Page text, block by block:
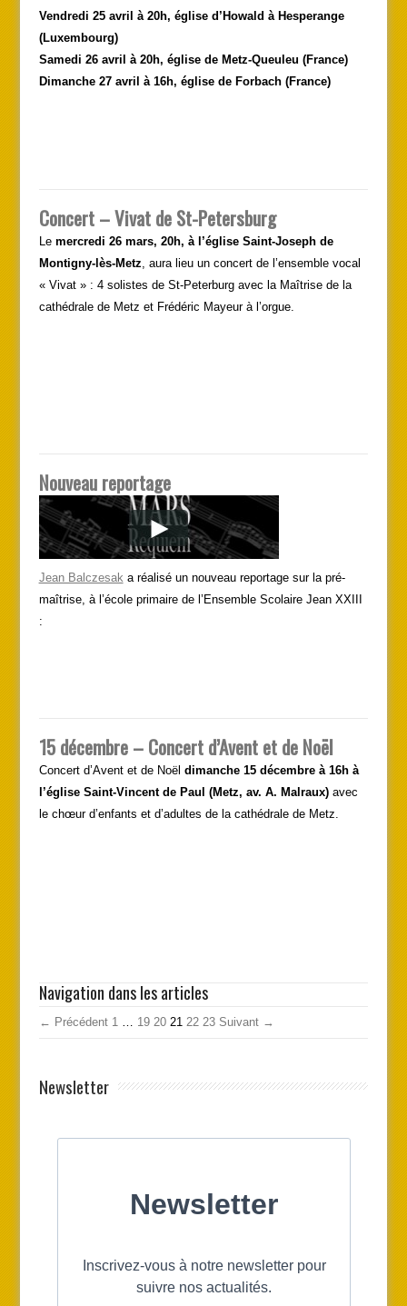
Vendredi 25 avril à 20h, église d’Howald à Hesperange
(Luxembourg)
Samedi 26 avril à 20h, église de Metz-Queuleu (France)
Dimanche 27 avril à 16h, église de Forbach (France)
Concert – Vivat de St-Petersburg
Le mercredi 26 mars, 20h, à l’église Saint-Joseph de
Montigny-lès-Metz , aura lieu un concert de l’ensemble vocal
« Vivat » : 4 solistes de St-Peterburg avec la Maîtrise de la
cathédrale de Metz et Frédéric Mayeur à l’orgue.
Nouveau reportage
Jean Balczesak a réalisé un nouveau reportage sur la pré-
maîtrise, à l’école primaire de l’Ensemble Scolaire Jean XXIII
:
15 décembre – Concert d’Avent et de Noël
Concert d’Avent et de Noël dimanche 15 décembre à 16h à
l’église Saint-Vincent de Paul (Metz, av. A. Malraux)avec
le chœur d’enfants et d’adultes de la cathédrale de Metz.
Navigation dans les articles
← Précédent 1 19 20 21 22 23 Suivant →
Newsletter